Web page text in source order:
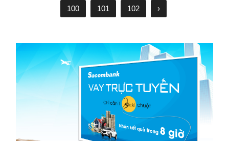
100
101 102 ›